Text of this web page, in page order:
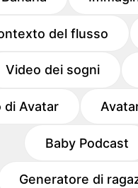
del flusso
Video dei sogni
di Avatar
Baby Podcast
Generatore di